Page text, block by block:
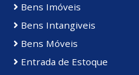
Bens Imóveis
Bens Intangiveis
Bens Móveis
Entrada de Estoque